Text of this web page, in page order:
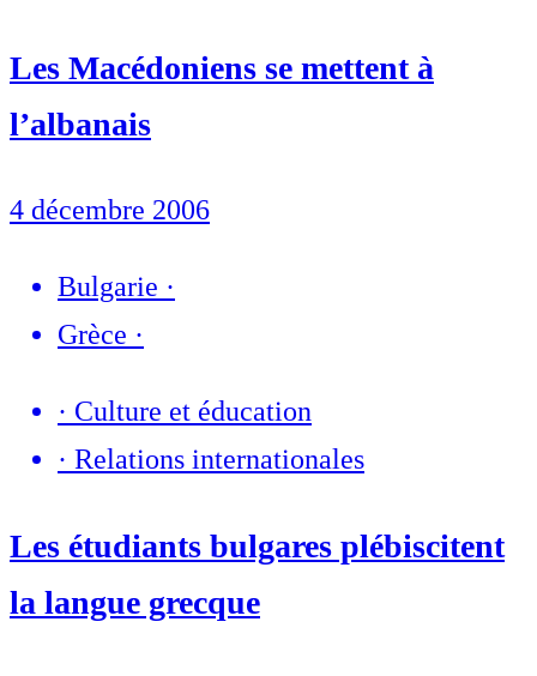
Les Macédoniens se mettent à
l’albanais
4 décembre 2006
Bulgarie ·
Grèce ·
· Culture et éducation
· Relations internationales
Les étudiants bulgares plébiscitent
la langue grecque